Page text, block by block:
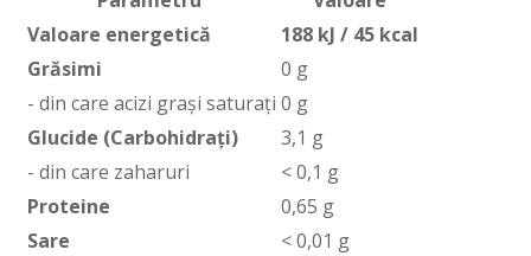
Valoare energetică
188 kJ / 45 kcal
Grăsimi
0 g
- din care acizi grași saturați 0 g
Glucide (Carbohidrați)
3,1 g
- din care zaharuri
< 0,1 g
Proteine
0,65 g
Sare
< 0,01 g